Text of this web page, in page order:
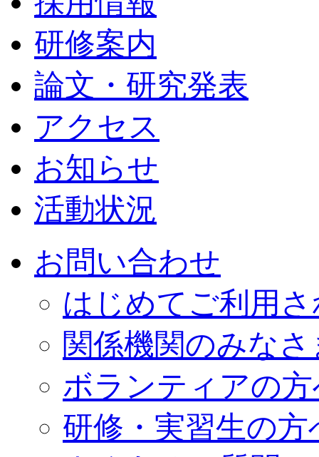
研修案内
論文・研究発表
アクセス
お知らせ
活動状況
お問い合わせ
はじめてご利用
関係機関のみな
ボランティアの
研修・実習生の方